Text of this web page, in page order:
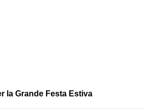
la Grande Festa Estiva